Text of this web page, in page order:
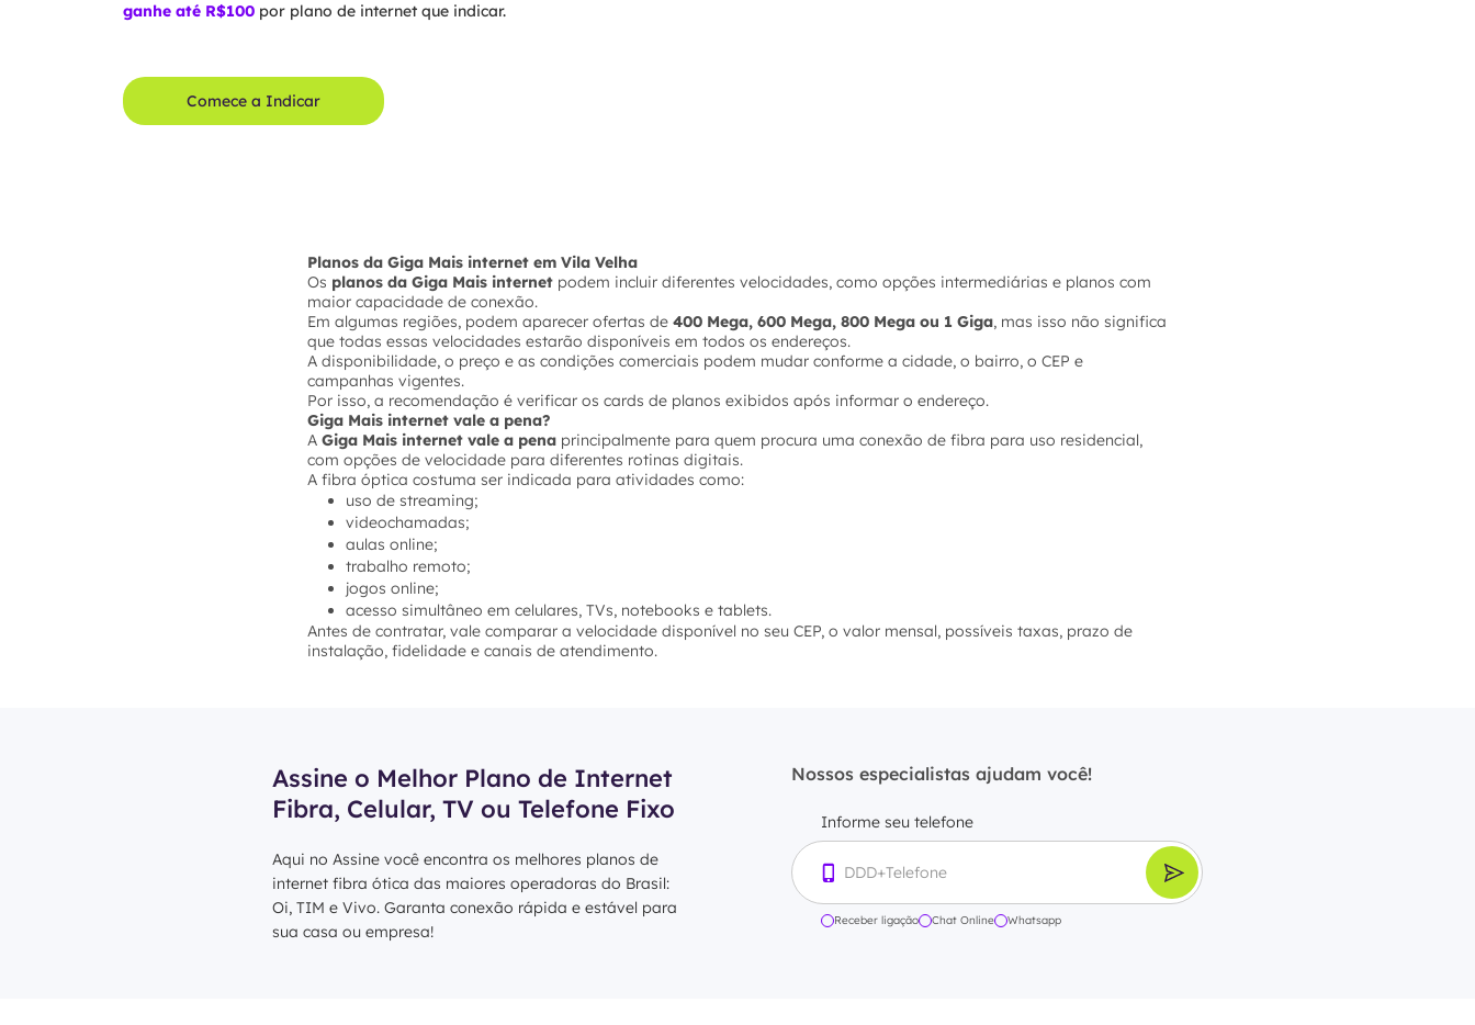
ganhe até R$100por plano de internet que indicar.
Comece a Indicar
Planos da Giga Mais internet em Vila Velha
Os planos da Giga Mais internet podem incluir diferentes velocidades, como opções intermediárias e planos com
maior capacidade de conexão.
Em algumas regiões, podem aparecer ofertas de 400 Mega, 600 Mega, 800 Mega ou 1 Giga, mas isso não significa
que todas essas velocidades estarão disponíveis em todos os endereços.
A disponibilidade, o preço e as condições comerciais podem mudar conforme a cidade, o bairro, o CEP e
campanhas vigentes.
Por isso, a recomendação é verificar os cards de planos exibidos após informar o endereço.
Giga Mais internet vale a pena?
A Giga Mais internet vale a pena principalmente para quem procura uma conexão de fibra para uso residencial,
com opções de velocidade para diferentes rotinas digitais.
A fibra óptica costuma ser indicada para atividades como:
uso de streaming;
videochamadas;
aulas online;
trabalho remoto;
jogos online;
acesso simultâneo em celulares, TVs, notebooks e tablets.
Antes de contratar, vale comparar a velocidade disponível no seu CEP, o valor mensal, possíveis taxas, prazo de
instalação, fidelidade e canais de atendimento.
Assine o Melhor Plano de Internet
Fibra, Celular, TV ou Telefone Fixo
Aqui no Assine você encontra os melhores planos de
internet fibra ótica das maiores operadoras do Brasil:
Oi, TIM e Vivo. Garanta conexão rápida e estável para
sua casa ou empresa!
Nossos especialistas ajudam você!
Informe seu telefone
Receber ligação Chat Online Whatsapp